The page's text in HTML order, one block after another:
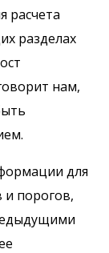
расчета
разделах
нам,
для
порогов,